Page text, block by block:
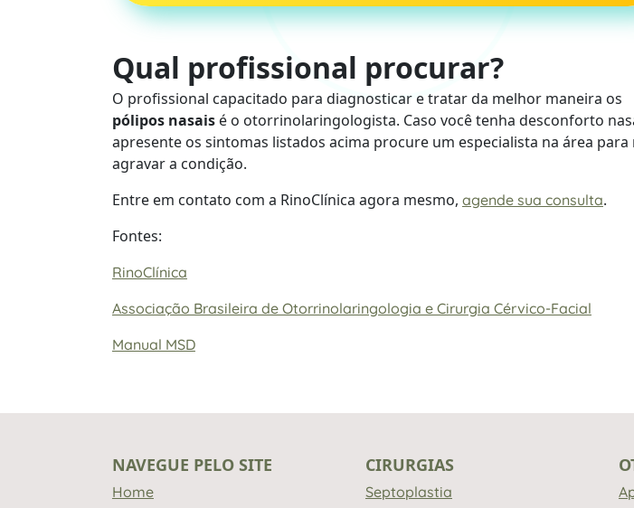
Qual profissional procurar?
O profissional capacitado para diagnosticar e tratar da melhor maneira os
pólipos nasaisé o otorrinolaringologista. Caso você tenha desconforto
apresente os sintomas listados acima procure um especialista na área para
agravar a condição.
Entre em contato com a RinoClínica agora mesmo, agende sua consulta.
Fontes:
RinoClínica
Associação Brasileira de Otorrinolaringologia e Cirurgia Cérvico-Facial
Manual MSD
NAVEGUE PELO SITE
Home
CIRURGIAS
Septoplastia